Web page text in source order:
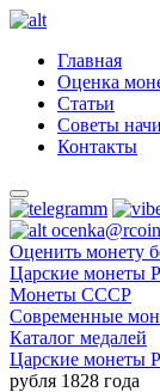
Главная
Оценка
Статьи
Советы
Контакты
Оценить монету
Царские монеты
Монеты СССР
Современные
Каталог медалей
Царские монеты
рубля 1828 года